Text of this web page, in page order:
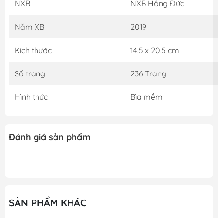
bài tập giúp bạn kiểm tra cũng như hệ thống lại những
kiến thức của mình.
- Joyful Japanese Vocabulary - Tiếng Nhật Vui Nhộn
Phần Ngữ Pháp nằm trong bộ sách Joyful Japanese
NXB NXB Hồng Đức
Năm XB 2019
Kích thước 14.5 x 20.5 cm
Số trang 236 Trang
Hình thức Bìa mềm
Đánh giá sản phẩm
SẢN PHẨM KHÁC